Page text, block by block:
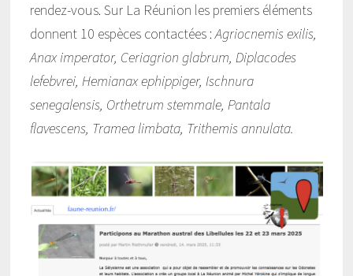
rendez-vous. Sur La Réunion les premiers éléments
donnent 10 espèces contactées :Agriocnemis exilis,
Anax imperator, Ceriagrion glabrum, Diplacodes
lefebvrei, Hemianax ephippiger, Ischnura
senegalensis, Orthetrum stemmale, Pantala
flavescens, Tramea limbata, Trithemis annulata.